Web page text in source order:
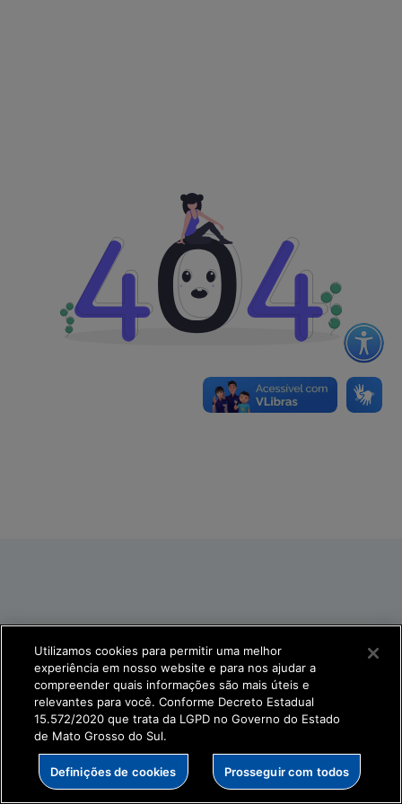
Utilizamos cookies para permitir uma melhor
experiência em nosso website e para nos ajudar a
compreender quais informações são mais úteis e
relevantes para você. Conforme Decreto Estadual
15.572/2020 que trata da LGPD no Governo do Estado
de Mato Grosso do Sul.
Definições de cookies Prosseguir com todos